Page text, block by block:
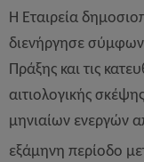
Η Εταιρεία
διενήργησε σύμφωνα
Πράξης και τις
αιτιολογικής
μηνιαίων ενεργών
εξάμηνη περίοδο